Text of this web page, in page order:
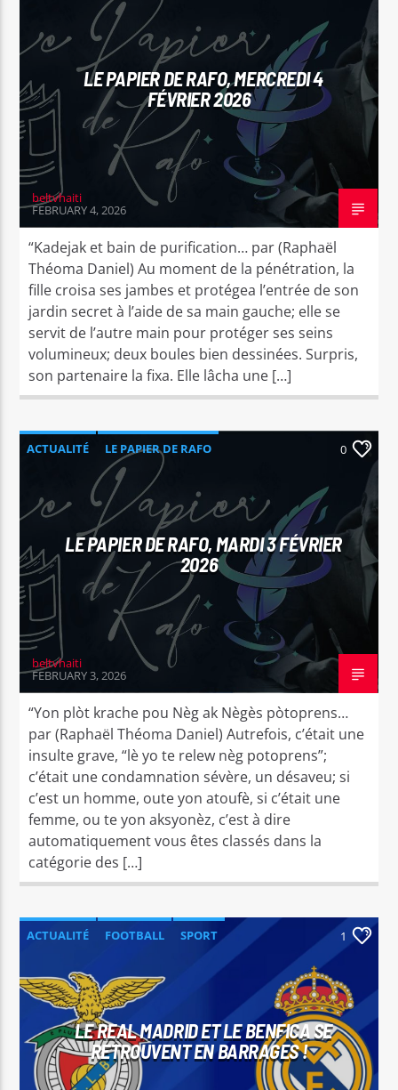
Bel Tv Radio
LE PAPIER DE RAFO, MERCREDI 4
FÉVRIER 2026
beltvhaiti
FEBRUARY 4, 2026
“Kadejak et bain de purification… par (Raphaël
Théoma Daniel) Au moment de la pénétration, la
fille croisa ses jambes et protégea l’entrée de son
jardin secret à l’aide de sa main gauche; elle se
servit de l’autre main pour protéger ses seins
volumineux; deux boules bien dessinées. Surpris,
son partenaire la fixa. Elle lâcha une […]
ACTUALITÉ LE PAPIER DE RAFO 0
LE PAPIER DE RAFO, MARDI 3 FÉVRIER
2026
beltvhaiti
FEBRUARY 3, 2026
“Yon plòt krache pou Nèg ak Nègès pòtoprens…
par (Raphaël Théoma Daniel) Autrefois, c’était une
insulte grave, “lè yo te relew nèg potoprens”;
c’était une condamnation sévère, un désaveu; si
c’est un homme, oute yon atoufè, si c’était une
femme, ou te yon aksyonèz, c’est à dire
automatiquement vous êtes classés dans la
catégorie des […]
ACTUALITÉ FOOTBALL SPORT 1
LE REAL MADRID ET LE BENFICA SE
RETROUVENT EN BARRAGES !